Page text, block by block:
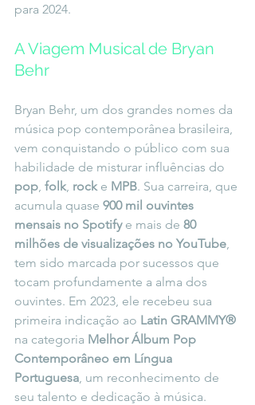
para 2024.
A Viagem Musical de Bryan
Behr
Bryan Behr, um dos grandes nomes da
música pop contemporânea brasileira,
vem conquistando o público com sua
habilidade de misturar influências do
pop folk rock e MPB. Sua carreira, que
acumula quase 900 mil ouvintes
mensais no Spotify e mais de 80
milhões de visualizações no YouTube
tem sido marcada por sucessos que
tocam profundamente a alma dos
ouvintes. Em 2023, ele recebeu sua
primeira indicação ao Latin GRAMMY®
na categoria Melhor Álbum Pop
Contemporâneo em Língua
Portuguesa , um reconhecimento de
seu talento e dedicação à música.